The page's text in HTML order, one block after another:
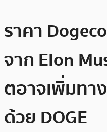
ราคา
จาก Elon
ตอาจเพิ่มทา
ด้วย DOGE